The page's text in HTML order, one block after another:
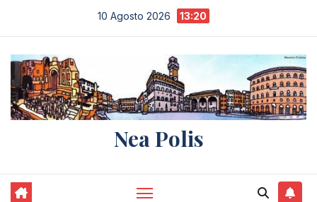
contenuto
10 Agosto 2026 13:20
Nea Polis